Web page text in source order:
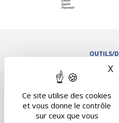
Ce site utilise des cookies
et vous donne le contrôle
sur ceux que vous
X
OUTILS/
Rappel contrôle
Contact